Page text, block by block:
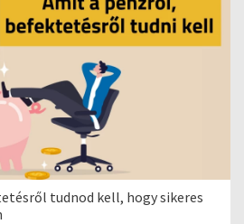
tudnod kell, hogy sikeres